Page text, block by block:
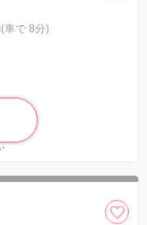
車で 8分)